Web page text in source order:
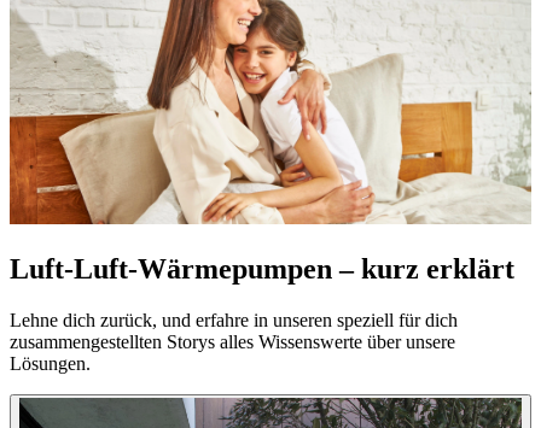
Luft-Luft-Wärmepumpen – kurz erklärt
Lehne dich zurück, und erfahre in unseren speziell für dich
zusammengestellten Storys alles Wissenswerte über unsere
Lösungen.